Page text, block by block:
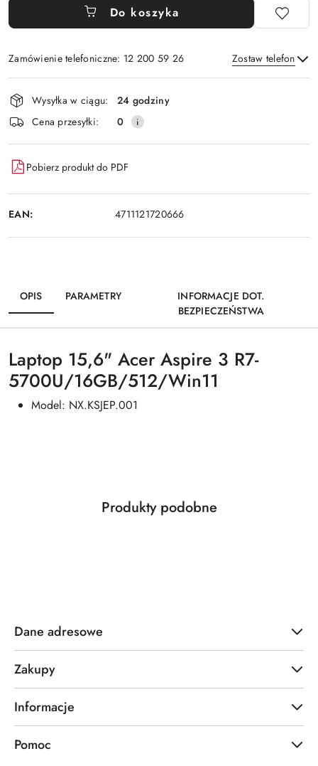
Do koszyka
Zamówienie telefoniczne: 12 200 59 26 Zostaw telefon
Wyślij
Dostępność
i
dostawa
Wysyłka w ciągu:
24 godziny
Cena przesyłki:
0
Pobierz produkt do PDF
EAN: 4711121720666
OPIS PARAMETRY
INFORMACJE DOT.
BEZPIECZEŃSTWA
Laptop 15,6" Acer Aspire 3 R7-
5700U/16GB/512/Win11
Model: NX.KSJEP.001
Pomiń karuzelę produktów
Produkty
Produkty podobne
Dane adresowe
Zakupy
Informacje
Pomoc